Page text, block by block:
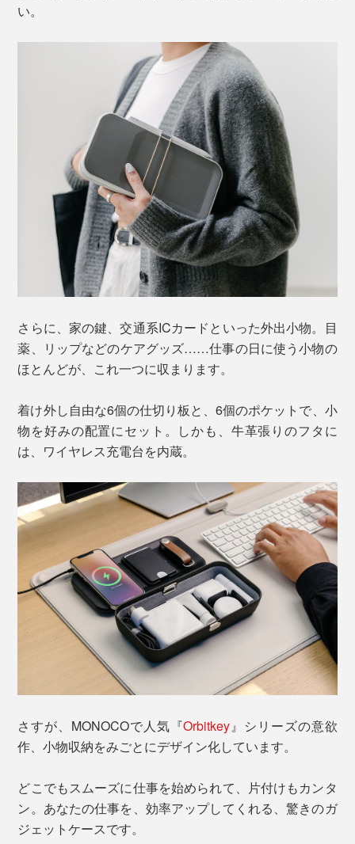
い。
さらに、家の鍵、交通系ICカードといった外出小物。目
薬、リップなどのケアグッズ……仕事の日に使う小物の
ほとんどが、これ一つに収まります。
着け外し自由な6個の仕切り板と、6個のポケットで、小
物を好みの配置にセット。しかも、牛革張りのフタに
は、ワイヤレス充電台を内蔵。
さすが、MONOCOで人気『Orbitkey』シリーズの意欲
作、小物収納をみごとにデザイン化しています。
どこでもスムーズに仕事を始められて、片付けもカンタ
ン。あなたの仕事を、効率アップしてくれる、驚きのガ
ジェットケースです。